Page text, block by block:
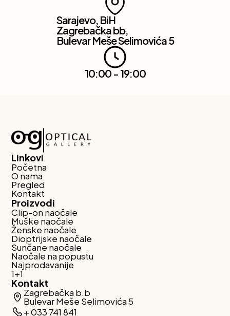
Sarajevo, BiH
Zagrebačka bb,
Bulevar Meše Selimovića 5
10:00 - 19:00
Linkovi
Početna
O nama
Pregled
Kontakt
Proizvodi
Clip-on naočale
Muške naočale
Ženske naočale
Dioptrijske naočale
Sunčane naočale
Naočale na popustu
Najprodavanije
1+1
Kontakt
Zagrebačka b.b
Bulevar Meše Selimovića 5
+ 033 741 841